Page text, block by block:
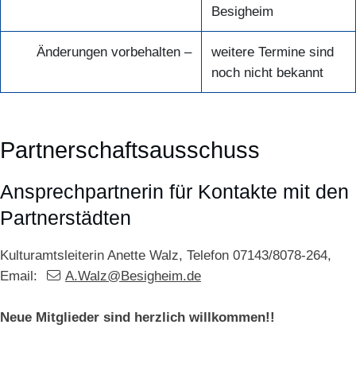
Besigheim
Änderungen vorbehalten –
weitere Termine sind
noch nicht bekannt
Partnerschaftsausschuss
Ansprechpartnerin für Kontakte mit den
Partnerstädten
Kulturamtsleiterin Anette Walz, Telefon 07143/8078-264,
Email:
A.Walz@Besigheim.de
Neue Mitglieder sind herzlich willkommen!!